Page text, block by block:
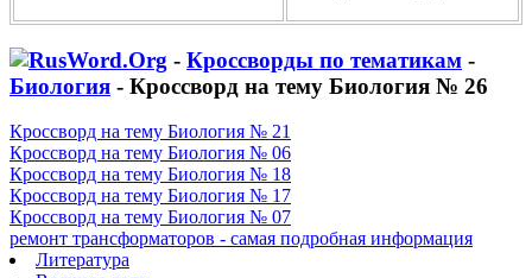
- Кроссворды по тематикам -
Биология - Кроссворд на тему Биология № 26
Кроссворд на тему Биология № 21
Кроссворд на тему Биология № 06
Кроссворд на тему Биология № 18
Кроссворд на тему Биология № 17
Кроссворд на тему Биология № 07
ремонт трансформаторов - самая подробная информация
Литература